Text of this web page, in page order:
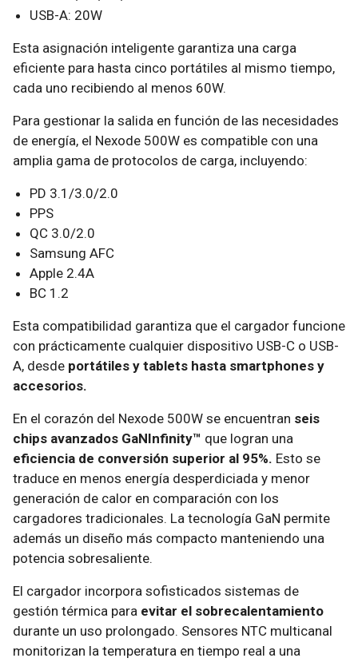
USB-A: 20W
Esta asignación inteligente garantiza una carga
eficiente para hasta cinco portátiles al mismo tiempo,
cada uno recibiendo al menos 60W.
Para gestionar la salida en función de las necesidades
de energía, el Nexode 500W es compatible con una
amplia gama de protocolos de carga, incluyendo:
PD 3.1/3.0/2.0
PPS
QC 3.0/2.0
Samsung AFC
Apple 2.4A
BC 1.2
Esta compatibilidad garantiza que el cargador funcione
con prácticamente cualquier dispositivo USB-C o USB-
A, desde portátiles y tablets hasta smartphones y
accesorios.
En el corazón del Nexode 500W se encuentran seis
chips avanzados GaNInfinity™ que logran una
eficiencia de conversión superior al 95%. Esto se
traduce en menos energía desperdiciada y menor
generación de calor en comparación con los
cargadores tradicionales. La tecnología GaN permite
además un diseño más compacto manteniendo una
potencia sobresaliente.
El cargador incorpora sofisticados sistemas de
gestión térmica para evitar el sobrecalentamiento
durante un uso prolongado. Sensores NTC multicanal
monitorizan la temperatura en tiempo real a una